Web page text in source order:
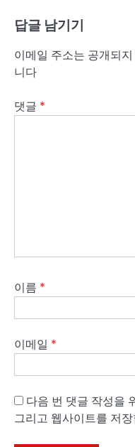
답글 남기기
이메일 주소는 공개되
니다
댓글 *
이름 *
이메일 *
다음 번 댓글 작성을
그리고 웹사이트를 저